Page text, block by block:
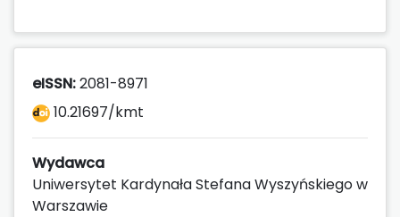
eISSN:2081-8971
10.21697/kmt
Wydawca
Uniwersytet Kardynała Stefana Wyszyńskiego w
Warszawie